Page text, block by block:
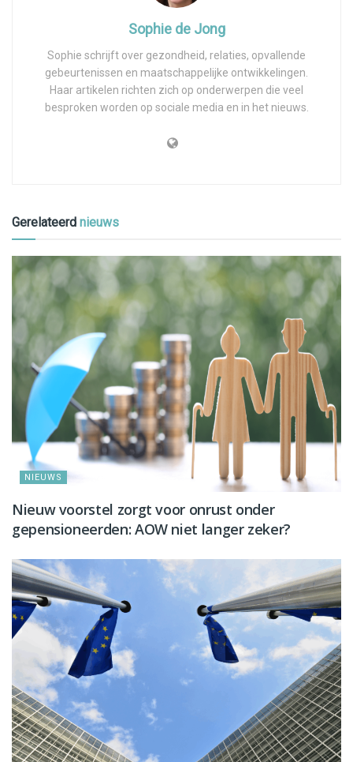
Sophie de Jong
Sophie schrijft over gezondheid, relaties, opvallende
gebeurtenissen en maatschappelijke ontwikkelingen.
Haar artikelen richten zich op onderwerpen die veel
besproken worden op sociale media en in het nieuws.
Gerelateerd nieuws
NIEUWS
Nieuw voorstel zorgt voor onrust onder
gepensioneerden: AOW niet langer zeker?